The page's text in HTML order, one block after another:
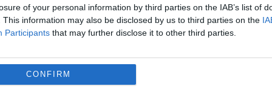
of your personal information by third parties on the IAB’s list of
This information may also be disclosed by us to third parties on the
Participants that may further disclose it to other third parties.
CONFIRM
10 SEPTEMBRIE 2014
Primele poziţii în topul celor mai puternice
branduri româneşti sunt ocupate de
Dero şi Gerovital, top-ul fiind realizat de